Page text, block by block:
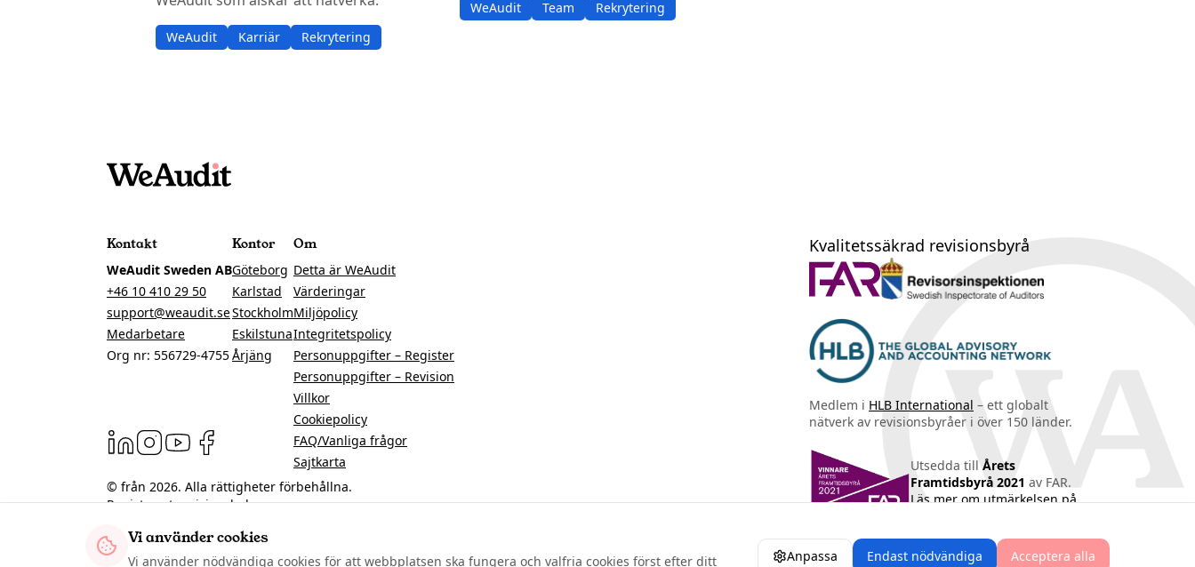
Vi använder cookies
Vi använder nödvändiga cookies för att webbplatsen ska fungera och valfria cookies först efter ditt Anpassa Endast nödvändiga Acceptera alla
WeAudit Karriär Rekrytering
WeAudit Team Rekrytering
Kontakt
WeAudit Sweden AB
+46 10 410 29 50
support@weaudit.se
Medarbetare
Org nr: 556729-4755
Kontor
Göteborg
Karlstad
Stockholm
Eskilstuna
Årjäng
Om
Detta är WeAudit
Värderingar
Miljöpolicy
Integritetspolicy
Personuppgifter – Register
Personuppgifter – Revision
Villkor
Cookiepolicy
FAQ/Vanliga frågor
Sajtkarta
Kvalitetssäkrad revisionsbyrå
Medlem i HLB International – ett globalt
nätverk av revisionsbyråer i över 150 länder.
Utsedda till Årets
Framtidsbyrå 2021 av FAR.
Läs mer om utmärkelsen på
© från 2026. Alla rättigheter förbehållna.
Registrerat revisionsbolag.